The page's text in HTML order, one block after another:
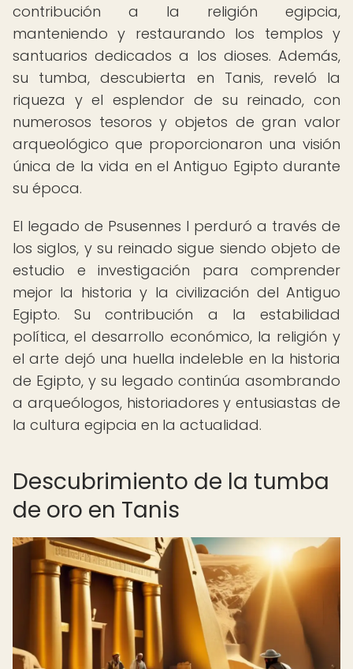
contribución a la religión egipcia,
manteniendo y restaurando los templos y
santuarios dedicados a los dioses. Además,
su tumba, descubierta en Tanis, reveló la
riqueza y el esplendor de su reinado, con
numerosos tesoros y objetos de gran valor
arqueológico que proporcionaron una visión
única de la vida en el Antiguo Egipto durante
su época.
El legado de Psusennes I perduró a través de
los siglos, y su reinado sigue siendo objeto de
estudio e investigación para comprender
mejor la historia y la civilización del Antiguo
Egipto. Su contribución a la estabilidad
política, el desarrollo económico, la religión y
el arte dejó una huella indeleble en la historia
de Egipto, y su legado continúa asombrando
a arqueólogos, historiadores y entusiastas de
la cultura egipcia en la actualidad.
Descubrimiento de la tumba
de oro en Tanis